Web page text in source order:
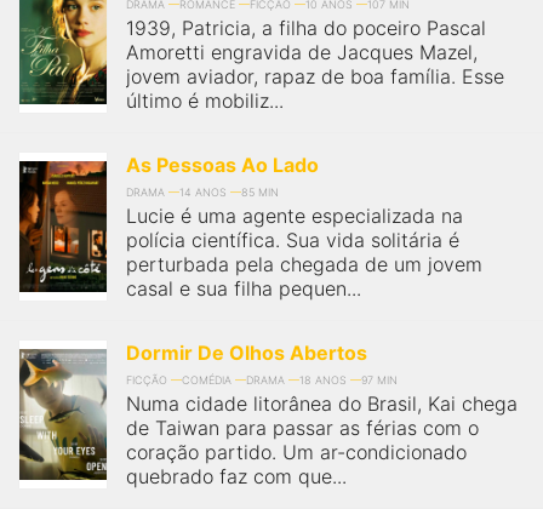
DRAMA ROMANCE FICÇÃO 10 ANOS 107 MIN
1939, Patricia, a filha do poceiro Pascal
Amoretti engravida de Jacques Mazel,
jovem aviador, rapaz de boa família. Esse
último é mobiliz...
As Pessoas Ao Lado
DRAMA 14 ANOS 85 MIN
Lucie é uma agente especializada na
polícia científica. Sua vida solitária é
perturbada pela chegada de um jovem
casal e sua filha pequen...
Dormir De Olhos Abertos
FICÇÃO COMÉDIA DRAMA 18 ANOS 97 MIN
Numa cidade litorânea do Brasil, Kai chega
de Taiwan para passar as férias com o
coração partido. Um ar-condicionado
quebrado faz com que...